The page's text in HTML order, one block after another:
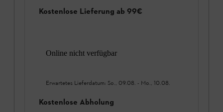
Kostenlose Lieferung ab 99€
Online nicht verfügbar
Erwartetes Lieferdatum: So., 09.08. - Mo., 10.08.
Kostenlose Abholung